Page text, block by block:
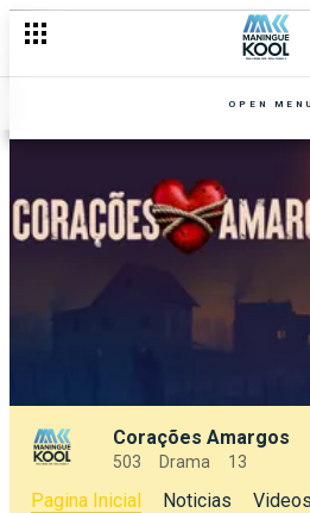
OPEN MENU
Corações Amargos
503 Drama 13
Pagina Inicial Noticias Videos